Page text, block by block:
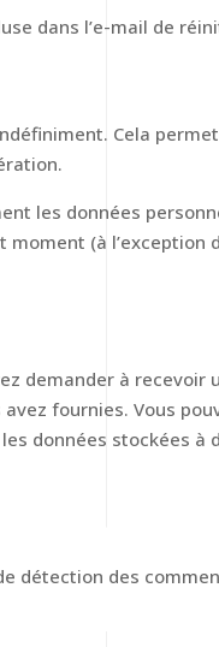
dans l’e-mail de
Cela
les données
(à l’exception
demander à
fournies. Vous
données stockées
détection des